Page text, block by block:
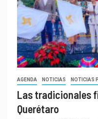
AGENDA NOTICIAS NOTICIAS
Las tradicionales
Querétaro